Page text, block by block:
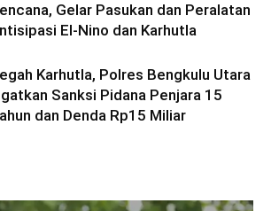
Gelar Pasukan dan Peralatan
El-Nino dan Karhutla
Karhutla, Polres Bengkulu Utara
Sanksi Pidana Penjara 15
dan Denda Rp15 Miliar